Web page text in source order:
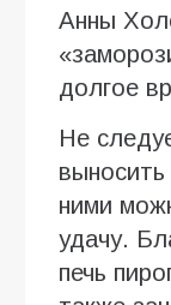
Анны
долгое
Не
ними
удачу.
печь